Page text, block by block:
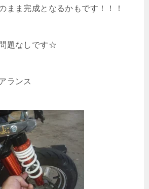
まま完成となるかもです！！！
題なしです☆
ランス